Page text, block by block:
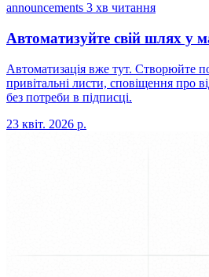
announcements 3 хв читання
Автоматизуйте свій шлях у
Автоматизація вже тут. Створюйте
привітальні листи, сповіщення про
без потреби в підписці.
23 квіт. 2026 р.